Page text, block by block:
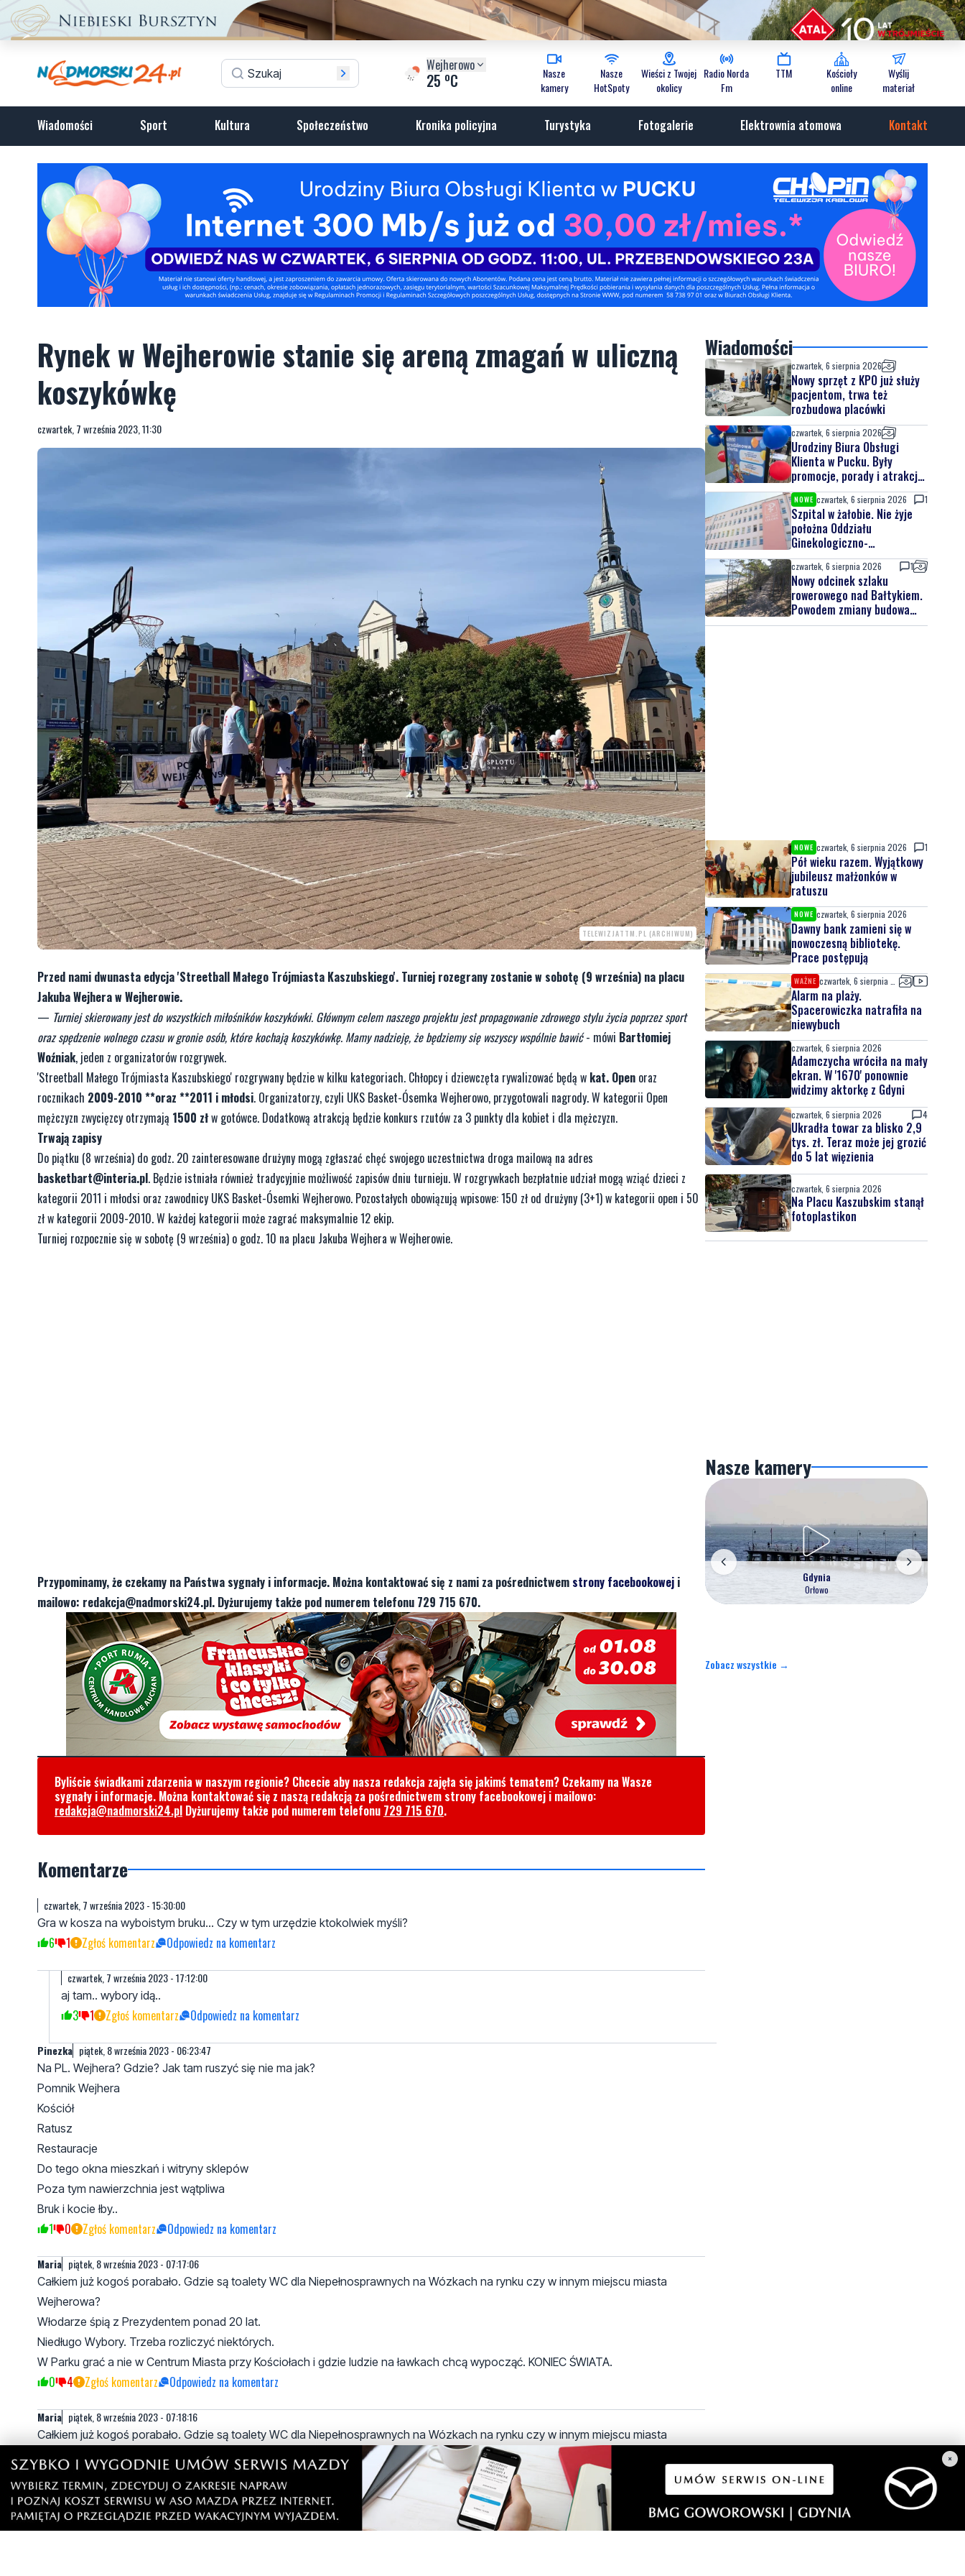
Wejherowo
25 oC
Nasze
kamery
Nasze
HotSpoty
Wieści z Twojej
okolicy
Radio Norda
Fm
TTM
Kościoły
online
Wyślij
materiał
Wiadomości Sport Kultura Społeczeństwo Kronika policyjna Turystyka Fotogalerie Elektrownia atomowa Kontakt
Rynek w Wejherowie stanie się areną zmagań w uliczną
koszykówkę
czwartek, 7 września 2023, 11:30
TELEWIZJATTM.PL (ARCHIWUM)
Przed nami dwunasta edycja 'Streetball Małego Trójmiasta Kaszubskiego'. Turniej rozegrany zostanie w sobotę (9 września) na placu
Jakuba Wejhera w Wejherowie.
— Turniej skierowany jest do wszystkich miłośników koszykówki. Głównym celem naszego projektu jest propagowanie zdrowego stylu życia poprzez sport
oraz spędzenie wolnego czasu w gronie osób, które kochają koszykówkę. Mamy nadzieję, że będziemy się wszyscy wspólnie bawić- mówi Bartłomiej
Woźniak, jeden z organizatorów rozgrywek.
'Streetball Małego Trójmiasta Kaszubskiego' rozgrywany będzie w kilku kategoriach. Chłopcy i dziewczęta rywalizować będą w kat. Open oraz
rocznikach 2009-2010 **oraz **2011 i młodsi. Organizatorzy, czyli UKS Basket-Ósemka Wejherowo, przygotowali nagrody. W kategorii Open
mężczyzn zwycięzcy otrzymają 1500 złw gotówce. Dodatkową atrakcją będzie konkurs rzutów za 3 punkty dla kobiet i dla mężczyzn.
Trwają zapisy
Do piątku (8 września) do godz. 20 zainteresowane drużyny mogą zgłaszać chęć swojego uczestnictwa droga mailową na adres
basketbart@interia.pl. Będzie istniała również tradycyjnie możliwość zapisów dniu turnieju. W rozgrywkach bezpłatnie udział mogą wziąć dzieci z
kategorii 2011 i młodsi oraz zawodnicy UKS Basket-Ósemki Wejherowo. Pozostałych obowiązują wpisowe: 150 zł od drużyny (3+1) w kategorii open i 50
zł w kategorii 2009-2010. W każdej kategorii może zagrać maksymalnie 12 ekip.
Turniej rozpocznie się w sobotę (9 września) o godz. 10 na placu Jakuba Wejhera w Wejherowie.
Przypominamy, że czekamy na Państwa sygnały i informacje. Można kontaktować się z nami za pośrednictwem strony facebookowej i
mailowo: redakcja@nadmorski24.pl. Dyżurujemy także pod numerem telefonu 729 715 670.
Byliście świadkami zdarzenia w naszym regionie? Chcecie aby nasza redakcja zajęła się jakimś tematem? Czekamy na Wasze
sygnały i informacje. Można kontaktować się z naszą redakcją za pośrednictwem strony facebookowej i mailowo:
redakcja@nadmorski24.pl Dyżurujemy także pod numerem telefonu 729 715 670.
Komentarze
czwartek, 7 września 2023 - 15:30:00
Gra w kosza na wyboistym bruku... Czy w tym urzędzie ktokolwiek myśli?
6 1 Zgłoś komentarz Odpowiedz na komentarz
czwartek, 7 września 2023 - 17:12:00
aj tam.. wybory idą..
3 1 Zgłoś komentarz Odpowiedz na komentarz
Pinezka piątek, 8 września 2023 - 06:23:47
Na PL. Wejhera? Gdzie? Jak tam ruszyć się nie ma jak?
Pomnik Wejhera
Kościół
Ratusz
Restauracje
Do tego okna mieszkań i witryny sklepów
Poza tym nawierzchnia jest wątpliwa
Bruk i kocie łby..
1 0 Zgłoś komentarz Odpowiedz na komentarz
Maria piątek, 8 września 2023 - 07:17:06
Całkiem już kogoś porabało. Gdzie są toalety WC dla Niepełnosprawnych na Wózkach na rynku czy w innym miejscu miasta
Wejherowa?
Włodarze śpią z Prezydentem ponad 20 lat.
Niedługo Wybory. Trzeba rozliczyć niektórych.
W Parku grać a nie w Centrum Miasta przy Kościołach i gdzie ludzie na ławkach chcą wypocząć. KONIEC ŚWIATA.
0 4 Zgłoś komentarz Odpowiedz na komentarz
Maria piątek, 8 września 2023 - 07:18:16
Całkiem już kogoś porabało. Gdzie są toalety WC dla Niepełnosprawnych na Wózkach na rynku czy w innym miejscu miasta
Włodarze śpią z Prezydentem ponad 20 lat.
Niedługo Wybory. Trzeba rozliczyć niektórych.
W Parku grać a nie w Centrum Miasta przy Kościołach i gdzie ludzie na ławkach chcą wypocząć. KONIEC ŚWIATA.
0 4 Zgłoś komentarz Odpowiedz na komentarz
Wiadomości
czwartek, 6 sierpnia 2026
Nowy sprzęt z KPO już służy
pacjentom, trwa też
rozbudowa placówki
czwartek, 6 sierpnia 2026
Urodziny Biura Obsługi
Klienta w Pucku. Były
promocje, porady i atrakcje
dla najmłodszych
NOWE czwartek, 6 sierpnia 2026 1
Szpital w żałobie. Nie żyje
położna Oddziału
Ginekologiczno-
Położniczego
czwartek, 6 sierpnia 2026 1
Nowy odcinek szlaku
rowerowego nad Bałtykiem.
Powodem zmiany budowa
elektrowni jądrowej
NOWE czwartek, 6 sierpnia 2026 1
Pół wieku razem. Wyjątkowy
jubileusz małżonków w
ratuszu
NOWE czwartek, 6 sierpnia 2026
Dawny bank zamieni się w
nowoczesną bibliotekę.
Prace postępują
WAŻNE
Alarm na plaży.
Spacerowiczka natrafiła na
niewybuch
czwartek, 6 sierpnia 2026
Adamczycha wróciła na mały
ekran. W '1670' ponownie
widzimy aktorkę z Gdyni
czwartek, 6 sierpnia 2026 4
Ukradła towar za blisko 2,9
tys. zł. Teraz może jej grozić
do 5 lat więzienia
czwartek, 6 sierpnia 2026
Na Placu Kaszubskim stanął
fotoplastikon
Nasze kamery
Gdynia
Orłowo
Zobacz wszystkie →
×